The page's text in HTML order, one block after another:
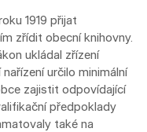
1919 přijat
zřídit obecní knihovny.
ukládal zřízení
určilo minimální
zajistit odpovídající
předpoklady
také na